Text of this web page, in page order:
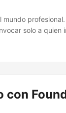
solo a quien
de acciones.
con